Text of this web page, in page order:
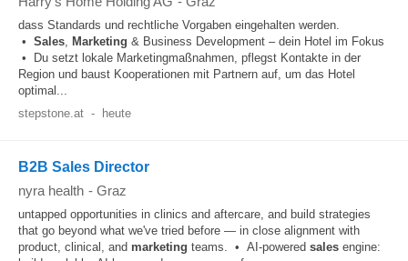
dass Standards und rechtliche Vorgaben eingehalten werden.
• Sales, Marketing & Business Development – dein Hotel im Fokus
• Du setzt lokale Marketingmaßnahmen, pflegst Kontakte in der
Region und baust Kooperationen mit Partnern auf, um das Hotel
optimal...
stepstone.at - heute
B2B Sales Director
nyra health - Graz
untapped opportunities in clinics and aftercare, and build strategies
that go beyond what we've tried before — in close alignment with
product, clinical, and marketing teams. • AI-powered sales engine: